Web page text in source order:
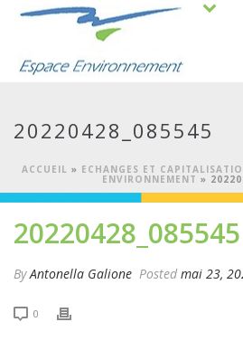
20220428_085545
ACCUEIL » ECHANGES ET
ENVIRONNEMENT »
20220428_085545
ByAntonella Galione Posted mai 23,
0